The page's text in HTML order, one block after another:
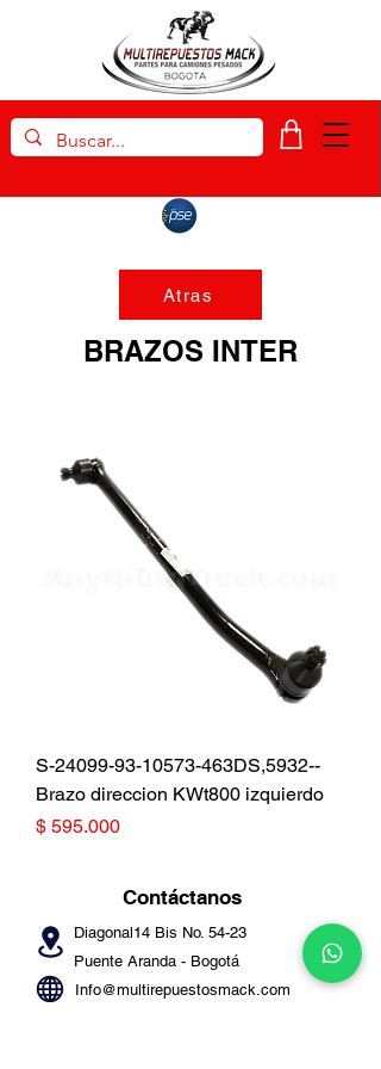
Atras
BRAZOS INTER
S-24099-93-10573-463DS,5932--
Brazo direccion KWt800 izquierdo
Precio
$ 595.000
Contáctanos
Diagonal14 Bis No. 54-23
Puente Aranda - Bogotá
Info@multirepuestosmack.com